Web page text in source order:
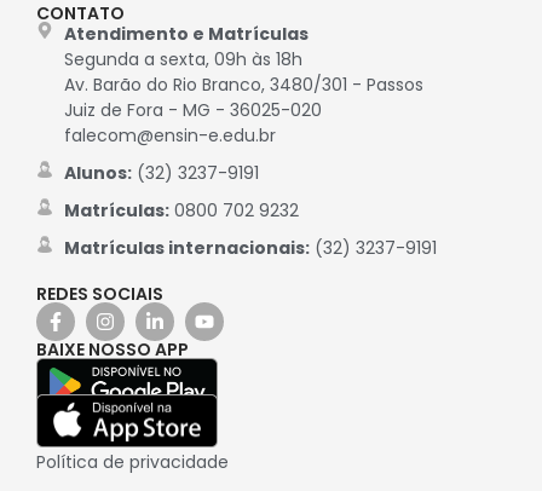
CONTATO
Atendimento e Matrículas
Segunda a sexta, 09h às 18h
Av. Barão do Rio Branco, 3480/301 - Passos
Juiz de Fora - MG - 36025-020
falecom@ensin-e.edu.br
Alunos:(32) 3237-9191
Matrículas:0800 702 9232
Matrículas internacionais:(32) 3237-9191
REDES SOCIAIS
BAIXE NOSSO APP
Política de privacidade